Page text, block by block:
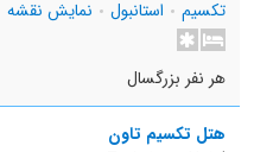
تکسیم استانبول نمایش نقشه
هر نفر بزرگسال
هتل تکسیم تاون